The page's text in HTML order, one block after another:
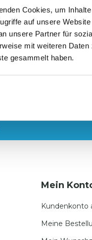
Cookies, um
auf unsere
unsere Partner für
mit weiteren
gesammelt haben.
innovative
Hilfe?
Sie
Mein
Kundenkonto
Meine